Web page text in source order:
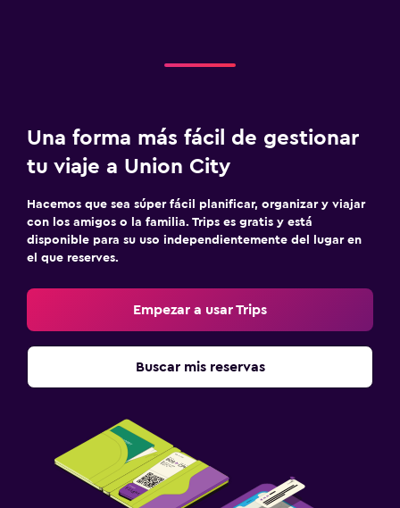
Una forma más fácil de gestionar
tu viaje a Union City
Hacemos que sea súper fácil planificar, organizar y viajar
con los amigos o la familia. Trips es gratis y está
disponible para su uso independientemente del lugar en
el que reserves.
Empezar a usar Trips
Buscar mis reservas